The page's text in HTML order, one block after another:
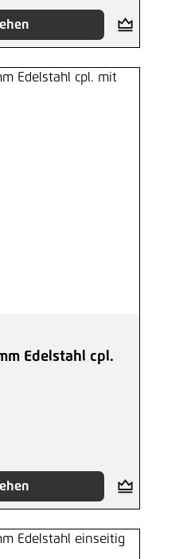
Edelstahl cpl.